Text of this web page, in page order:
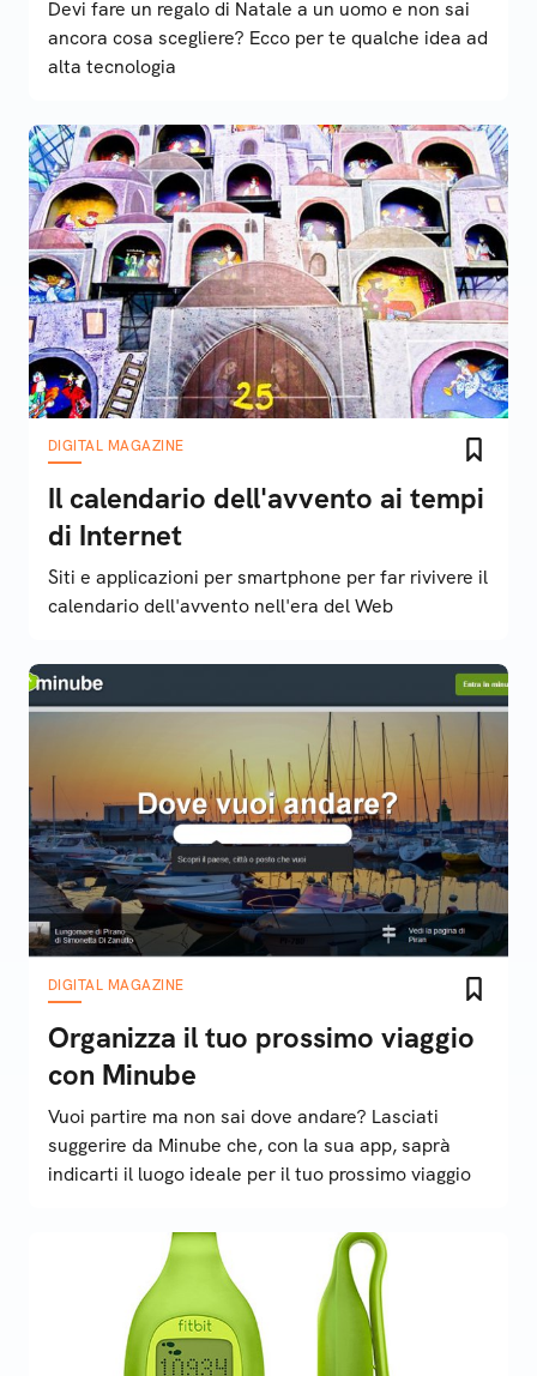
Devi fare un regalo di Natale a un uomo e non sai
ancora cosa scegliere? Ecco per te qualche idea ad
alta tecnologia
DIGITAL MAGAZINE
Il calendario dell'avvento ai tempi
di Internet
Siti e applicazioni per smartphone per far rivivere il
calendario dell'avvento nell'era del Web
DIGITAL MAGAZINE
Organizza il tuo prossimo viaggio
con Minube
Vuoi partire ma non sai dove andare? Lasciati
suggerire da Minube che, con la sua app, saprà
indicarti il luogo ideale per il tuo prossimo viaggio